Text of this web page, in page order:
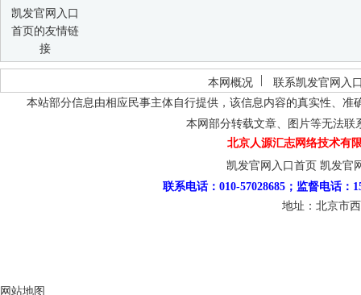
凯发官网入口
首页的友情链
接
本网概况
联系凯发官网入
本站部分信息由相应民事主体自行提供，该信息内容的真实性、准
本网部分转载文章、图片等无法
北京人源汇志网络技术有
凯发官网入口首页 凯发官
联系电话：010-57028685；监督电话：
地址：北京市
网站地图